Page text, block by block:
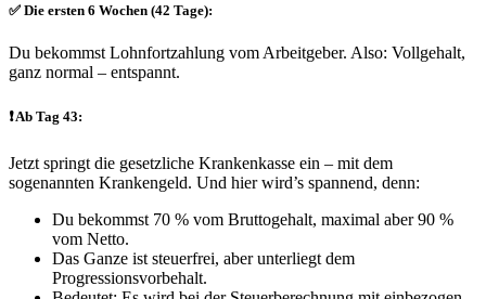
✅ Die ersten 6 Wochen (42 Tage):
Du bekommst Lohnfortzahlung vom Arbeitgeber. Also: Vollgehalt,
ganz normal – entspannt.
❗ Ab Tag 43:
Jetzt springt die gesetzliche Krankenkasse ein – mit dem
sogenannten Krankengeld. Und hier wird’s spannend, denn:
Du bekommst 70 % vom Bruttogehalt, maximal aber 90 %
vom Netto.
Das Ganze ist steuerfrei, aber unterliegt dem
Progressionsvorbehalt.